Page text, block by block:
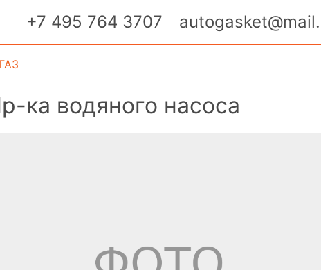
+7 495 764 3707
ГАЗ
ка водяного насоса